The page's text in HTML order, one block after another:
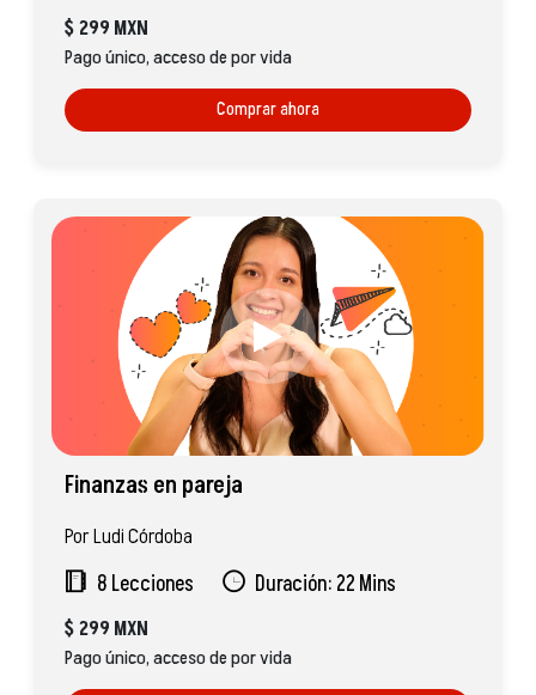
$299 MXN
Pago único, acceso de por vida
Comprar ahora
Finanzas en pareja
Por Ludi Córdoba
8 Lecciones
Duración: 22 Mins
$299 MXN
Pago único, acceso de por vida